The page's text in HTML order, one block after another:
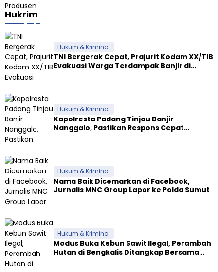
Hukrim
Hukum & Kriminal
TNI Bergerak Cepat, Prajurit Kodam XX/TIB
Evakuasi Warga Terdampak Banjir di
Hukum & Kriminal
Kapolresta Padang Tinjau Banjir
Nanggalo, Pastikan Respons Cepat
Hukum & Kriminal
Nama Baik Dicemarkan di Facebook,
Jurnalis MNC Group Lapor ke Polda Sumut
Hukum & Kriminal
Modus Buka Kebun Sawit Ilegal, Perambah
Hutan di Bengkalis Ditangkap Bersama